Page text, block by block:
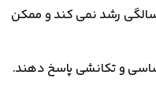
آنها تا 25 سالگی رشد نمی کند و ممکن
و تکانشی پاسخ دهند.